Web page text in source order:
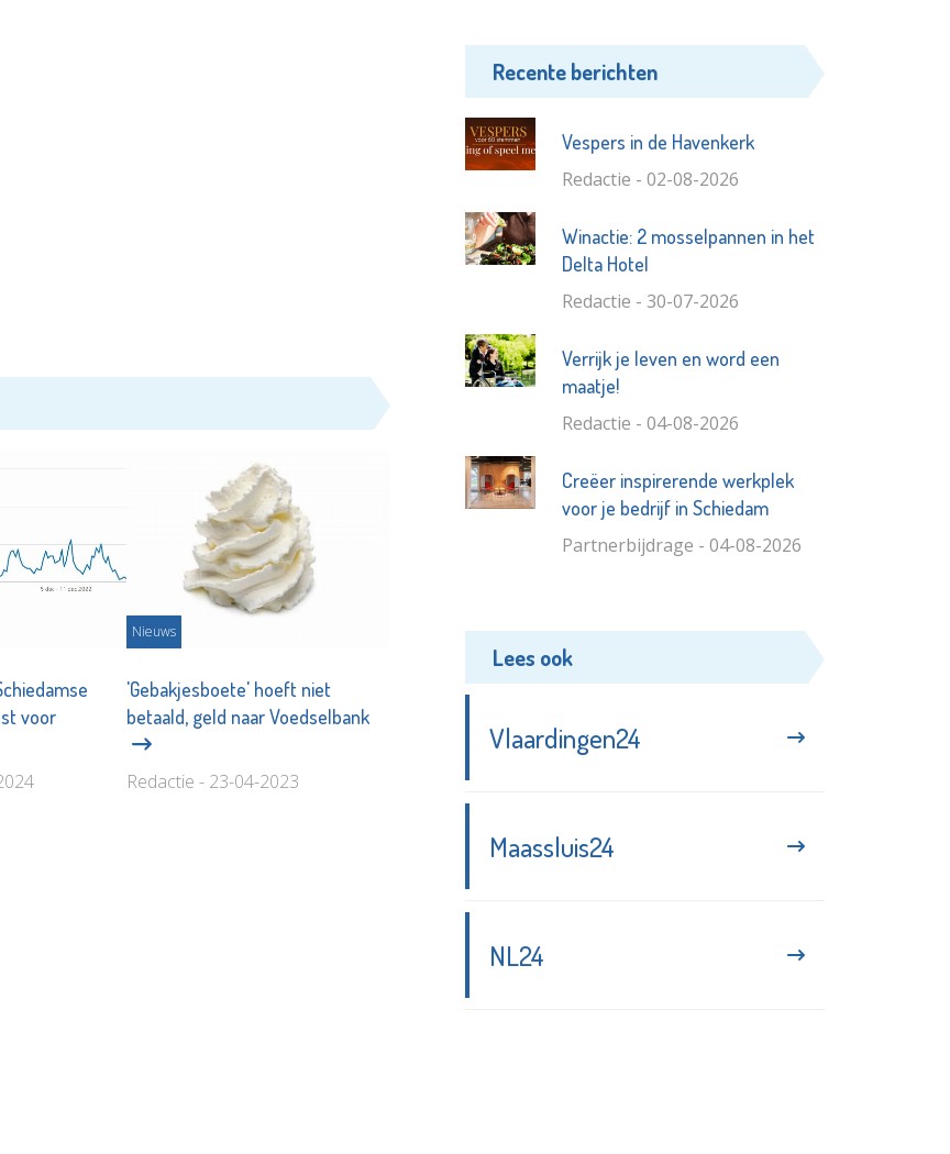
voor
Nieuws
'Gebakjesboete' hoeft niet
betaald, geld naar Voedselbank
Redactie - 23-04-2023
Recente berichten
Vespers in de Havenkerk
Redactie - 02-08-2026
Winactie: 2 mosselpannen in het
Delta Hotel
Redactie - 30-07-2026
Verrijk je leven en word een
maatje!
Redactie - 04-08-2026
Creëer inspirerende werkplek
voor je bedrijf in Schiedam
Partnerbijdrage - 04-08-2026
Lees ook
Vlaardingen24
Maassluis24
NL24